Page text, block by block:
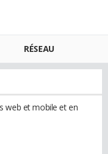
RÉSEAU
web et mobile et en